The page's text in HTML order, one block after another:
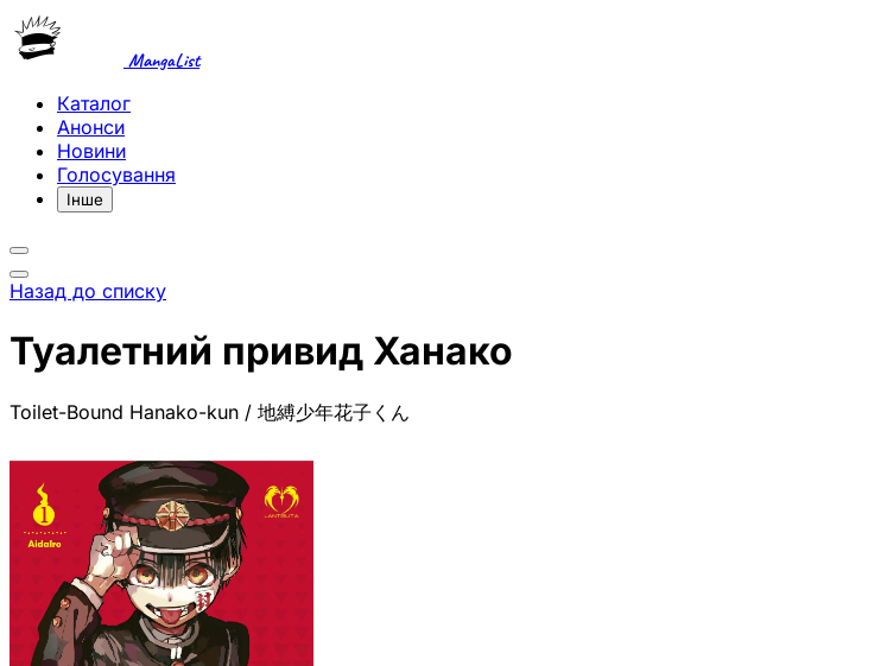
MangaList
Каталог
Анонси
Новини
Голосування
Інше
Назад до списку
Туалетний привид Ханако
Toilet-Bound Hanako-kun / 地縛少年花子くん